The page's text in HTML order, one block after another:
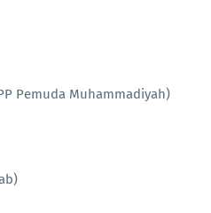
Pemuda Muhammadiyah)